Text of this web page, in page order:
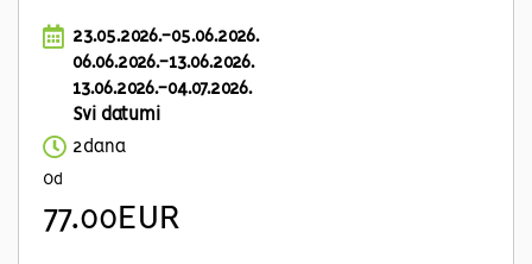
23.05.2026.-05.06.2026.
06.06.2026.-13.06.2026.
13.06.2026.-04.07.2026.
Svi datumi
2dana
Od
77.00EUR